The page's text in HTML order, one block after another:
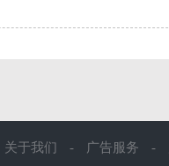
关于我们 - 广告服务 -